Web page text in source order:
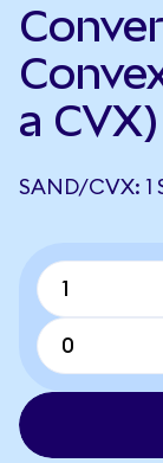
a CVX)
SAND/CVX: 1